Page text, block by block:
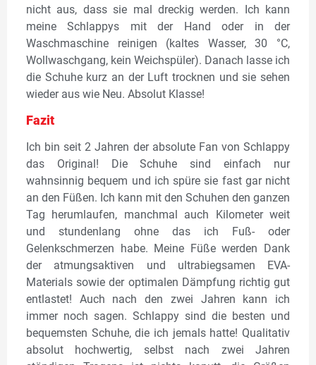
nicht aus, dass sie mal dreckig werden. Ich kann
meine Schlappys mit der Hand oder in der
Waschmaschine reinigen (kaltes Wasser, 30 °C,
Wollwaschgang, kein Weichspüler). Danach lasse ich
die Schuhe kurz an der Luft trocknen und sie sehen
wieder aus wie Neu. Absolut Klasse!
Fazit
Ich bin seit 2 Jahren der absolute Fan von Schlappy
das Original! Die Schuhe sind einfach nur
wahnsinnig bequem und ich spüre sie fast gar nicht
an den Füßen. Ich kann mit den Schuhen den ganzen
Tag herumlaufen, manchmal auch Kilometer weit
und stundenlang ohne das ich Fuß- oder
Gelenkschmerzen habe. Meine Füße werden Dank
der atmungsaktiven und ultrabiegsamen EVA-
Materials sowie der optimalen Dämpfung richtig gut
entlastet! Auch nach den zwei Jahren kann ich
immer noch sagen. Schlappy sind die besten und
bequemsten Schuhe, die ich jemals hatte! Qualitativ
absolut hochwertig, selbst nach zwei Jahren